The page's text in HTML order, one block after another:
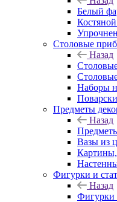
Белый
Столовые
Назад
Наборы
Предметы
Назад
Вазы из
Картины,
Фигурки и
Назад
Фигурки